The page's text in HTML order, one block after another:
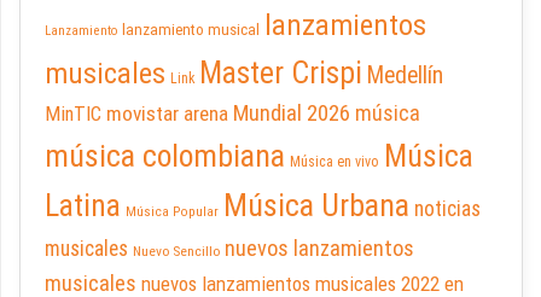
Lanzamiento lanzamiento musical
lanzamientos
musicales Link Master Crispi Medellín
MinTIC movistar arena Mundial 2026 música
música colombiana Música en vivo Música
Latina Música Popular Música Urbana noticias
musicales Nuevo Sencillo nuevos lanzamientos
musicales nuevos lanzamientos musicales 2022 en